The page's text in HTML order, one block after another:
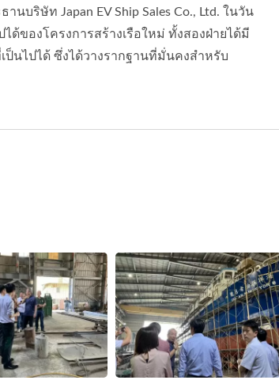
บริษัท Japan EV Ship Sales Co., Ltd. ในวัน
ด้ของโครงการสร้างเรือใหม่ ทั้งสองฝ่ายได้มี
ป็นไปได้ ซึ่งได้วางรากฐานที่มั่นคงสำหรับ
เรือประมงทูน่ายาว